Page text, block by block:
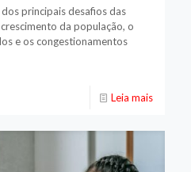
principais desafios das
da população, o
e os congestionamentos
Leia mais